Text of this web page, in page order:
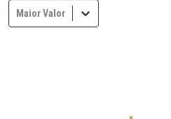
Maior Valor